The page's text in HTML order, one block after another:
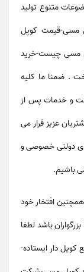
متنوع تولید
مسی-قیمت کویل
مسی چیست-خرید
. ضمنا ما کلیه
و خدمات پس از
مشتریان عزیز قرار می
دولتی خصوصی و
باشیم.
افتخار خود
باشد لطفا
کویل دار ایستاده-